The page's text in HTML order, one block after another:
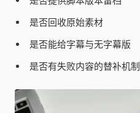
是否回收原始素材
是否能给字幕与无字幕版
是否有失败内容的替补机制